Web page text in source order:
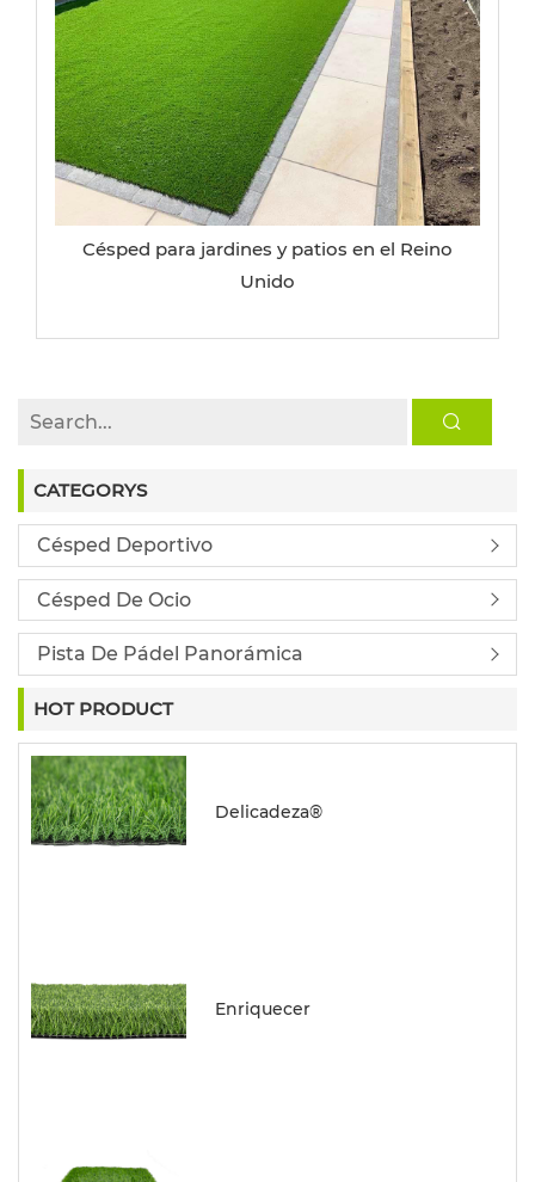
CATEGORYS
Césped Deportivo
Césped De Ocio
Pista De Pádel Panorámica
HOT PRODUCT
Delicadeza®
Enriquecer
Césped para jardines y patios en el Reino
Unido